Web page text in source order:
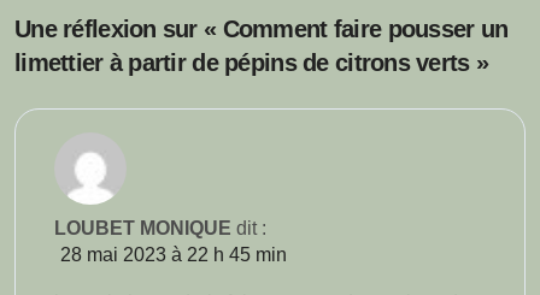
Une réflexion sur « Comment faire pousser un
limettier à partir de pépins de citrons verts »
LOUBET MONIQUE dit :
28 mai 2023 à 22 h 45 min